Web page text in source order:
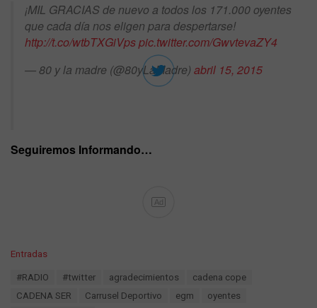
¡MIL GRACIAS de nuevo a todos los 171.000 oyentes
que cada día nos eligen para despertarse!
http://t.co/wtbTXGiVpspic.twitter.com/GwvtevaZY4
— 80 y la madre (@80yLaMadre) abril 15, 2015
Seguiremos Informando…
Ad
C
Entradas
#RADIO #twitter agradecimientos
cadena cope
CADENA SER
Carrusel Deportivo egm
oyentes